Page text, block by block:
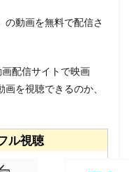
の動画を無料で配信さ
配信サイトで映画
画を視聴できるのか、
ル視聴